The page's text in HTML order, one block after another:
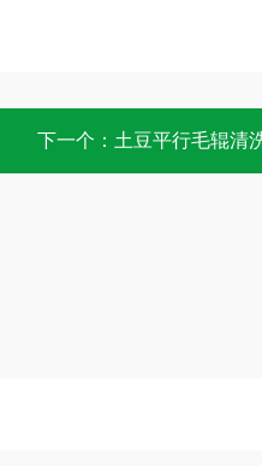
下一个： 土豆平行毛辊清